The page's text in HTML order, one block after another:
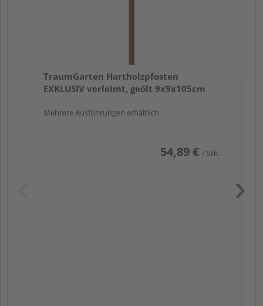
TraumGarten Hartholzpfosten
EXKLUSIV verleimt, geölt 9x9x105cm
Mehrere Ausführungen erhältlich
54,89 € / Stk.